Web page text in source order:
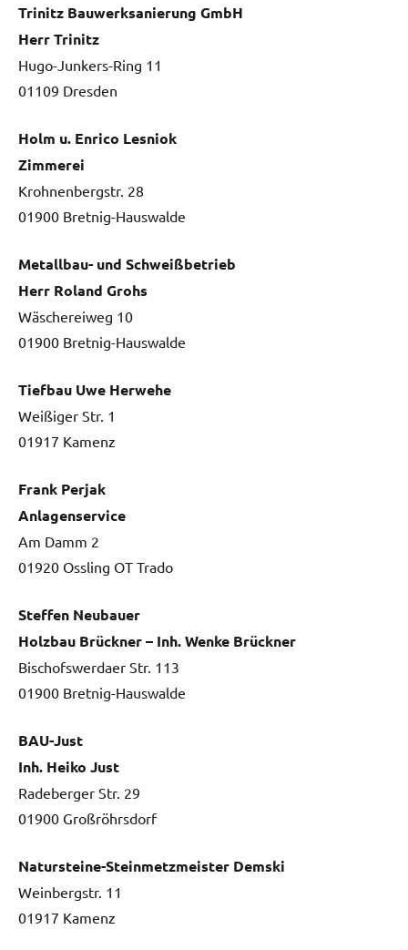
Trinitz Bauwerksanierung GmbH
Herr Trinitz
Hugo-Junkers-Ring 11
01109 Dresden
Holm u. Enrico Lesniok
Zimmerei
Krohnenbergstr. 28
01900 Bretnig-Hauswalde
Metallbau- und Schweißbetrieb
Herr Roland Grohs
Wäschereiweg 10
01900 Bretnig-Hauswalde
Tiefbau Uwe Herwehe
Weißiger Str. 1
01917 Kamenz
Frank Perjak
Anlagenservice
Am Damm 2
01920 Ossling OT Trado
Steffen Neubauer
Holzbau Brückner – Inh. Wenke Brückner
Bischofswerdaer Str. 113
01900 Bretnig-Hauswalde
BAU-Just
Inh. Heiko Just
Radeberger Str. 29
01900 Großröhrsdorf
Natursteine-Steinmetzmeister Demski
Weinbergstr. 11
01917 Kamenz